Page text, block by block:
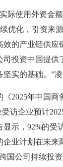
际使用外资金
优化，引资来
效的产业链供应
司投资中国提供
实的基础。”凌
2025年中国商
访企业预计
示，92%的受
业计划在未来
国公司持续投